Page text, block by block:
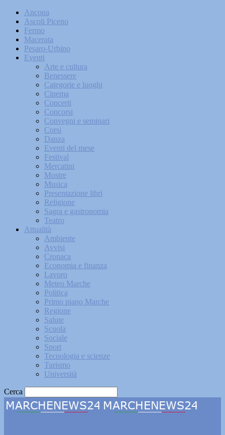
Ancona
Ascoli Piceno
Fermo
Macerata
Pesaro-Urbino
Eventi
Arte e cultura
Benessere
Categorie e luoghi
Cinema
Concerti
Concorsi
Convegni e seminari
Corsi
Danza
Eventi del mese
Festival
Mercatini
Mostre
Musica
Presentazione libri
Religione
Sagra e gastronomia
Teatro
Attualità
Ambiente
Avvisi
Cronaca
Economia e finanza
Lavoro
Meteo Marche
Politica
Primo piano Marche
Regione
Salute
Scuola
Sociale
Sport
Tecnologia e scienze
Turismo
Università
Cerca